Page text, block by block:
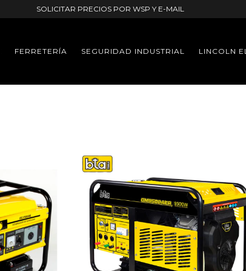
SOLICITAR PRECIOS POR WSP Y E-MAIL
FERRETERÍA SEGURIDAD INDUSTRIAL LINCOLN